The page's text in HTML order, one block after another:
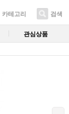
카테고리 검색
관심상품